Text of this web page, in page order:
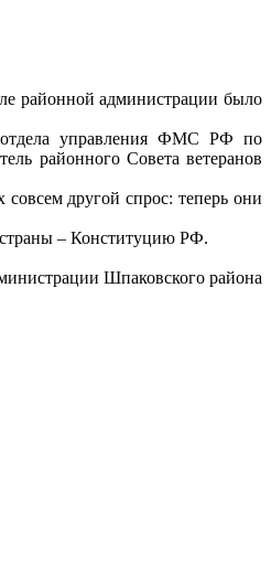
районной администрации было
отдела управления ФМС РФ по
районного Совета ветеранов
другой спрос: теперь они
– Конституцию РФ.
Шпаковского района